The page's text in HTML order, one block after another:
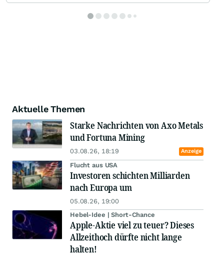
Aktuelle Themen
Starke Nachrichten von Axo Metals
und Fortuna Mining
03.08.26, 18:19 Anzeige
Flucht aus USA
Investoren schichten Milliarden
nach Europa um
05.08.26, 19:00
Hebel-Idee | Short-Chance
Apple-Aktie viel zu teuer? Dieses
Allzeithoch dürfte nicht lange
halten!